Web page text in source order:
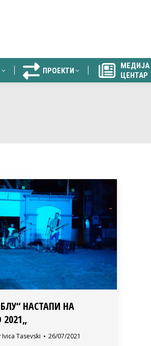
ПРОЕКТИ
МЕДИЈА
ЦЕНТАР
НАСТАПИ НА
Ivica Tasevski 26/07/2021